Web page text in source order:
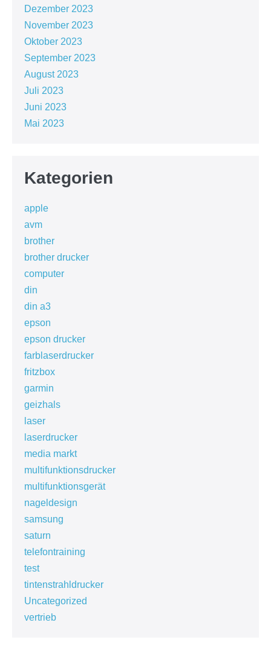
Dezember 2023
November 2023
Oktober 2023
September 2023
August 2023
Juli 2023
Juni 2023
Mai 2023
Kategorien
apple
avm
brother
brother drucker
computer
din
din a3
epson
epson drucker
farblaserdrucker
fritzbox
garmin
geizhals
laser
laserdrucker
media markt
multifunktionsdrucker
multifunktionsgerät
nageldesign
samsung
saturn
telefontraining
test
tintenstrahldrucker
Uncategorized
vertrieb